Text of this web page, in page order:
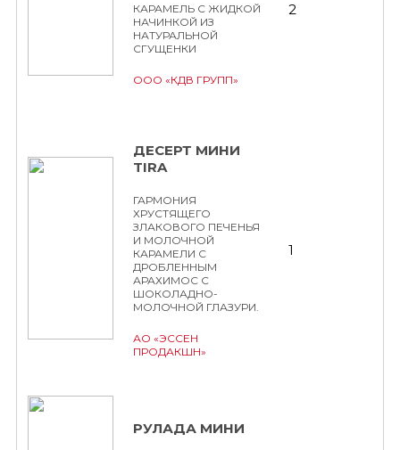
КАРАМЕЛЬ С ЖИДКОЙ
НАЧИНКОЙ ИЗ
НАТУРАЛЬНОЙ
СГУЩЕНКИ
ООО «КДВ ГРУПП»
2
ДЕСЕРТ МИНИ
TIRA
ГАРМОНИЯ
ХРУСТЯЩЕГО
ЗЛАКОВОГО ПЕЧЕНЬЯ
И МОЛОЧНОЙ
КАРАМЕЛИ С
ДРОБЛЕННЫМ
АРАХИМОС С
ШОКОЛАДНО-
МОЛОЧНОЙ ГЛАЗУРИ.
АО «ЭССЕН
ПРОДАКШН»
1
РУЛАДА МИНИ